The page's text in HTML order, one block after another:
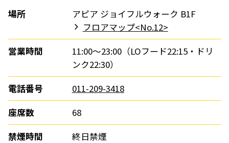
場所
アピア ジョイフルウォーク B1F
フロアマップ<No.12>
営業時間
11:00～23:00（LOフード22:15・ドリ
ンク22:30）
電話番号
011-209-3418
座席数
68
禁煙時間
終日禁煙